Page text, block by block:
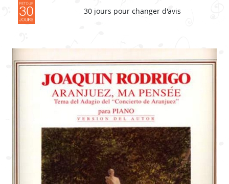
30 jours pour changer d'avis